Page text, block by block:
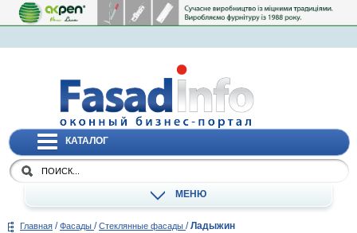
КАТАЛОГ
МЕНЮ
Главная / Фасады / Стеклянные фасады / Ладыжин